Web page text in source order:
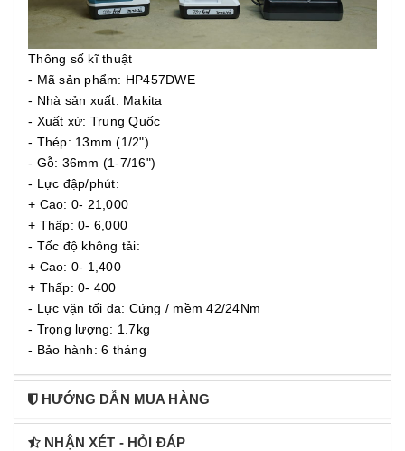
Thông số kĩ thuật
- Mã sản phẩm: HP457DWE
- Nhà sản xuất: Makita
- Xuất xứ: Trung Quốc
- Thép: 13mm (1/2")
- Gỗ: 36mm (1-7/16")
- Lực đập/phút:
+ Cao: 0- 21,000
+ Thấp: 0- 6,000
- Tốc độ không tải:
+ Cao: 0- 1,400
+ Thấp: 0- 400
- Lực vặn tối đa: Cứng / mềm 42/24Nm
- Trọng lượng: 1.7kg
- Bảo hành: 6 tháng
HƯỚNG DẪN MUA HÀNG
NHẬN XÉT - HỎI ĐÁP